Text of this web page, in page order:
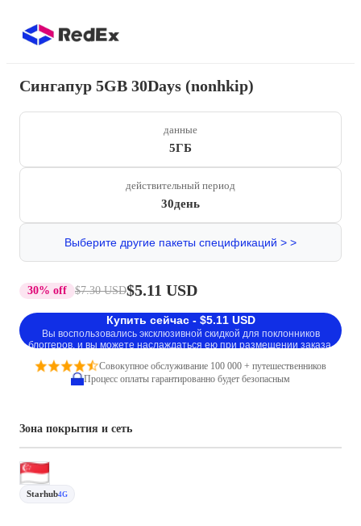
Сингапур 5GB 30Days (nonhkip)
данные
5ГБ
действительный период
30день
Выберите другие пакеты спецификаций > >
30% off $7.30 USD$5.11 USD
Купить сейчас - $5.11 USD
Вы воспользовались эксклюзивной скидкой для поклонников
блоггеров, и вы можете наслаждаться ею при размещении заказа.
Совокупное обслуживание 100 000 + путешественников
Процесс оплаты гарантированно будет безопасным
Зона покрытия и сеть
Starhub4G